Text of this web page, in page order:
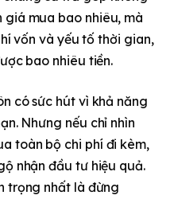
giá mua bao nhiêu, mà
vốn và yếu tố thời gian,
bao nhiêu tiền.
có sức hút vì khả năng
Nhưng nếu chỉ nhìn
toàn bộ chi phí đi kèm,
nhận đầu tư hiệu quả.
trọng nhất là đừng